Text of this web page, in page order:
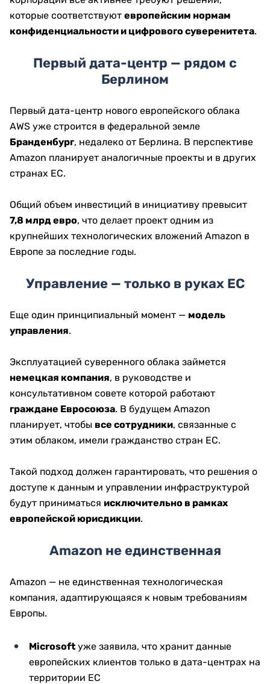
которые соответствуют европейским нормам
конфиденциальности и цифрового суверенитета.
Первый дата-центр — рядом с
Берлином
Первый дата-центр нового европейского облака
AWS уже строится в федеральной земле
Бранденбург, недалеко от Берлина. В перспективе
Amazon планирует аналогичные проекты и в других
странах ЕС.
Общий объем инвестиций в инициативу превысит
7,8 млрд евро, что делает проект одним из
крупнейших технологических вложений Amazon в
Европе за последние годы.
Управление — только в руках ЕС
Еще один принципиальный момент — модель
управления.
Эксплуатацией суверенного облака займется
немецкая компания, в руководстве и
консультативном совете которой работают
граждане Евросоюза. В будущем Amazon
планирует, чтобы все сотрудники, связанные с
этим облаком, имели гражданство стран ЕС.
Такой подход должен гарантировать, что решения о
доступе к данным и управлении инфраструктурой
будут приниматься исключительно в рамках
европейской юрисдикции.
Amazon не единственная
Amazon — не единственная технологическая
компания, адаптирующаяся к новым требованиям
Европы.
Microsoft уже заявила, что хранит данные
европейских клиентов только в дата-центрах на
территории ЕС